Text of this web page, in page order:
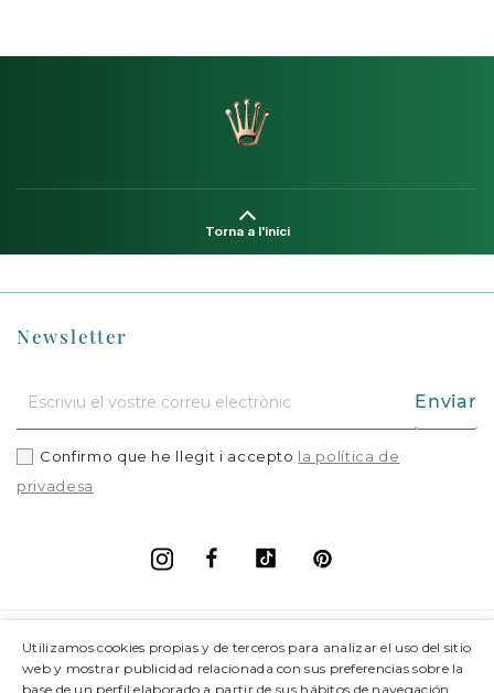
Torna a l'inici
Informació
Newsletter
Enviar
Confirmo que he llegit i accepto la política de
privadesa
FacebookVimeo
Instagram
Utilizamos cookies propias y de terceros para analizar el uso del sitio
web y mostrar publicidad relacionada con sus preferencias sobre la
base de un perfil elaborado a partir de sus hábitos de navegación.